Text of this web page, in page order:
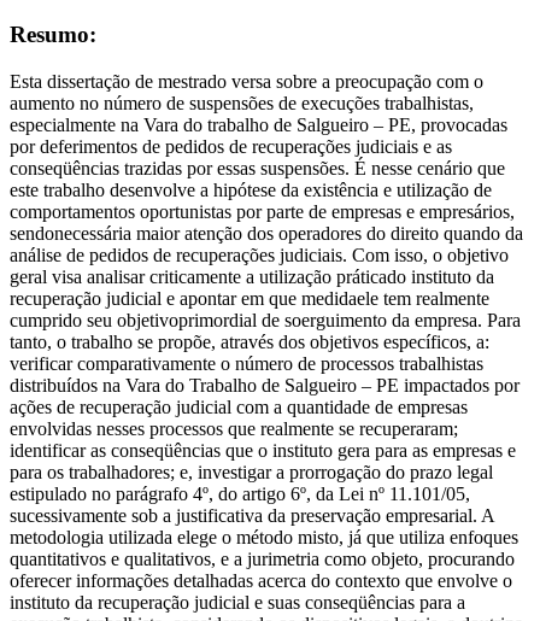
Resumo:
Esta dissertação de mestrado versa sobre a preocupação com o
aumento no número de suspensões de execuções trabalhistas,
especialmente na Vara do trabalho de Salgueiro – PE, provocadas
por deferimentos de pedidos de recuperações judiciais e as
conseqüências trazidas por essas suspensões. É nesse cenário que
este trabalho desenvolve a hipótese da existência e utilização de
comportamentos oportunistas por parte de empresas e empresários,
sendonecessária maior atenção dos operadores do direito quando da
análise de pedidos de recuperações judiciais. Com isso, o objetivo
geral visa analisar criticamente a utilização práticado instituto da
recuperação judicial e apontar em que medidaele tem realmente
cumprido seu objetivoprimordial de soerguimento da empresa. Para
tanto, o trabalho se propõe, através dos objetivos específicos, a:
verificar comparativamente o número de processos trabalhistas
distribuídos na Vara do Trabalho de Salgueiro – PE impactados por
ações de recuperação judicial com a quantidade de empresas
envolvidas nesses processos que realmente se recuperaram;
identificar as conseqüências que o instituto gera para as empresas e
para os trabalhadores; e, investigar a prorrogação do prazo legal
estipulado no parágrafo 4º, do artigo 6º, da Lei nº 11.101/05,
sucessivamente sob a justificativa da preservação empresarial. A
metodologia utilizada elege o método misto, já que utiliza enfoques
quantitativos e qualitativos, e a jurimetria como objeto, procurando
oferecer informações detalhadas acerca do contexto que envolve o
instituto da recuperação judicial e suas conseqüências para a